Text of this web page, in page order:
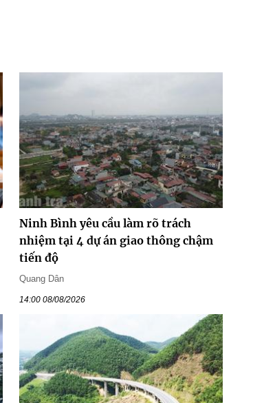
Ninh Bình yêu cầu làm rõ trách
nhiệm tại 4 dự án giao thông chậm
tiến độ
Quang Dân
14:00 08/08/2026